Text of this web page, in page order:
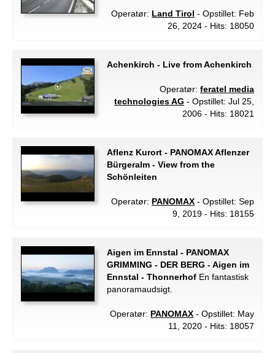
Operatør: Land Tirol - Opstillet: Feb
26, 2024 - Hits: 18050
Achenkirch - Live from Achenkirch
Operatør: feratel media
technologies AG - Opstillet: Jul 25,
2006 - Hits: 18021
Aflenz Kurort - PANOMAX Aflenzer
Bürgeralm - View from the
Schönleiten
Operatør: PANOMAX - Opstillet: Sep
9, 2019 - Hits: 18155
Aigen im Ennstal - PANOMAX
GRIMMING - DER BERG - Aigen im
Ennstal - Thonnerhof En fantastisk
panoramaudsigt.
Operatør: PANOMAX - Opstillet: May
11, 2020 - Hits: 18057